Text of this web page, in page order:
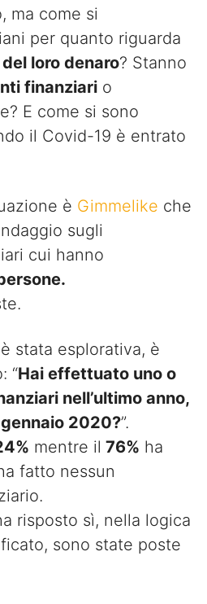
ma come si
per quanto riguarda
loro denaro? Stanno
finanziari o
E come si sono
il Covid-19 è entrato
è Gimmelike che
sugli
cui hanno
stata esplorativa, è
“Hai effettuato uno o
nell’ultimo anno,
2020?”.
mentre il 76% ha
fatto nessun
risposto sì, nella logica
sono state poste